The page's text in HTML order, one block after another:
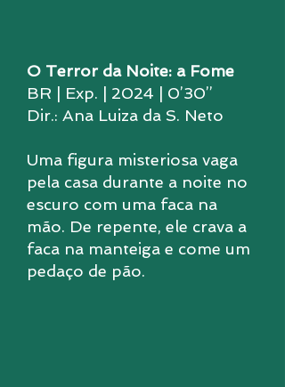
O Terror da Noite: a Fome
BR | Exp. | 2024 | 0’30’’
Dir.: Ana Luiza da S. Neto
Uma figura misteriosa vaga
pela casa durante a noite no
escuro com uma faca na
mão. De repente, ele crava a
faca na manteiga e come um
pedaço de pão.